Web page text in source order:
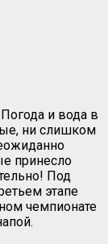
и вода в
ни слишком
принесло
Под
этапе
чемпионате